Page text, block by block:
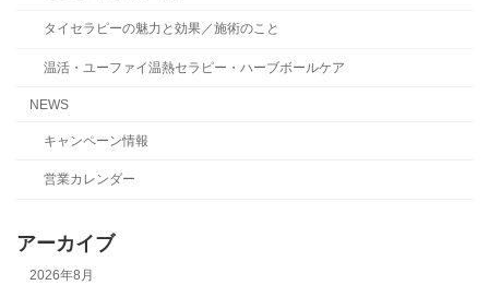
タイセラピーの魅力と効果／施術のこと
温活・ユーファイ温熱セラピー・ハーブボールケア
NEWS
キャンペーン情報
営業カレンダー
アーカイブ
2026年8月